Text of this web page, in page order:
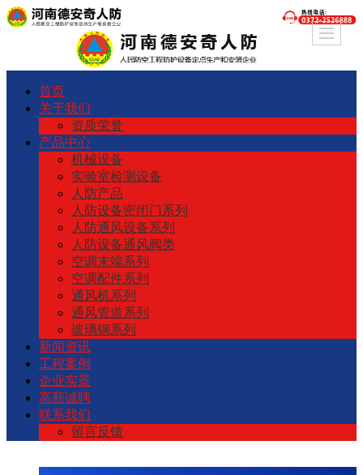
首页
关于我们
资质荣誉
产品中心
机械设备
实验室检测设备
人防产品
人防设备密闭门系列
人防通风设备系列
人防设备通风阀类
空调末端系列
空调配件系列
通风机系列
通风管道系列
玻璃钢系列
新闻资讯
工程案例
企业实景
高薪诚聘
联系我们
留言反馈